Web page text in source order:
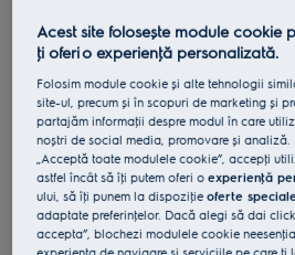
Acest site folosește module cookie
ţi oferi o experienţă personalizată.
Folosim module cookie și alte tehnologii
site-ul, precum și în scopuri de marketing și
partajăm informaţii despre modul în care
noștri de social media, promovare și
„Acceptă toate modulele cookie”, accepţi
astfel încât să îţi putem oferi oexperienţă
ului, să îţi punem la dispoziţieoferte
adaptate preferinţelor. Dacă alegi să dai
accepta”, blochezi modulele cookie
experienţa de navigare și serviciile pe care ţi